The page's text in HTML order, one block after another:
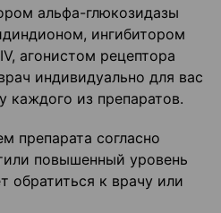
альфа-глюкозидазы
ингибитором
агонистом рецептора
индивидуально для вас
каждого из препаратов.
препарата согласно
повышенный уровень
обратиться к врачу или